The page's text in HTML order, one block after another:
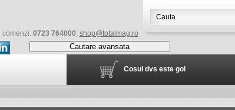
comenzi: 0723 764000; shop@totalmag.ro
Cautare avansata
Cosul dvs este gol